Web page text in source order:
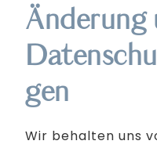
Änderung
gen
Wir behalten uns